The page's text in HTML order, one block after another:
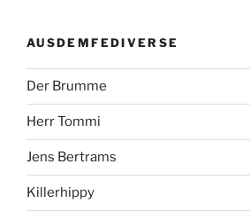
AUSDEMFEDIVERSE
Der Brumme
Herr Tommi
Jens Bertrams
Killerhippy